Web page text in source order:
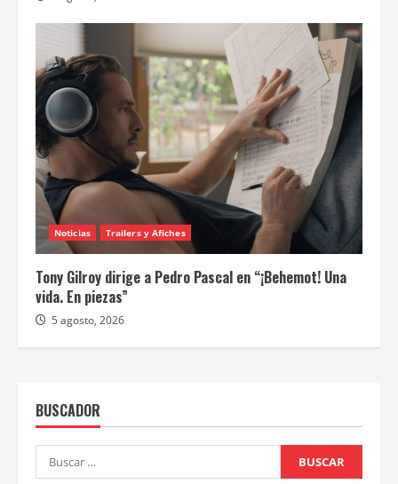
Noticias Trailers y Afiches
Tony Gilroy dirige a Pedro Pascal en “¡Behemot! Una
vida. En piezas”
5 agosto, 2026
BUSCADOR
Buscar: